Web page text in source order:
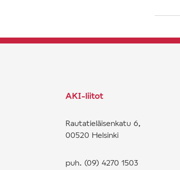
AKI-liitot
Rautatieläisenkatu 6,
00520 Helsinki
puh. (09) 4270 1503